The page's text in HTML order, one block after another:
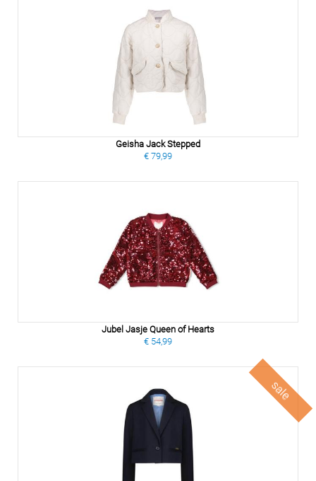
Geisha Jack Stepped
€ 79,99
Jubel Jasje Queen of Hearts
€ 54,99
sale